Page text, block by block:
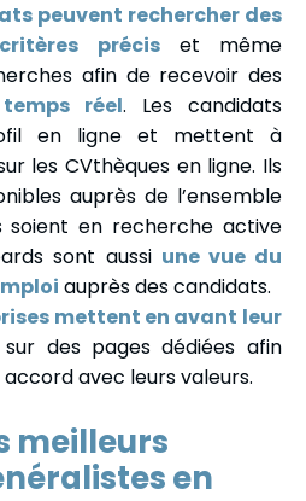
peuvent rechercher des
préciset même
afin de recevoir des
réel. Les candidats
en ligne et mettent à
les CVthèques en ligne. Ils
auprès de l’ensemble
soient en recherche active
sont aussi une vue du
auprès des candidats.
mettent en avant leur
des pages dédiées afin
avec leurs valeurs.
meilleurs
en